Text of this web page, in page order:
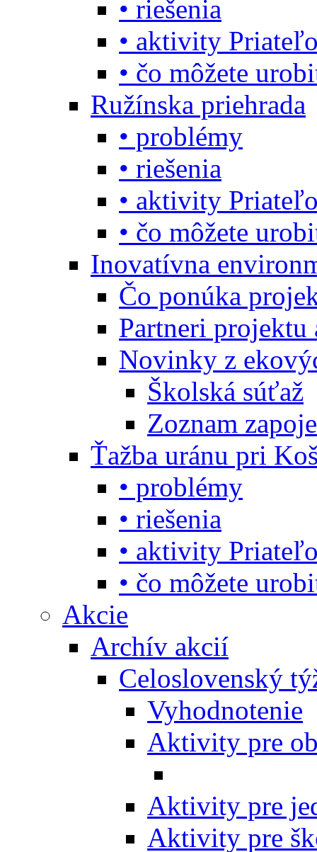
• riešenia
• aktivity
• čo môžete
Ružínska priehrada
• problémy
• riešenia
• aktivity
• čo môžete
Inovatívna
Čo ponúka
Partneri projektu
Novinky z
Školská súťaž
Zoznam
Ťažba uránu pri
• problémy
• riešenia
• aktivity
• čo môžete
Akcie
Archív akcií
Celoslovenský
Vyhodnotenie
Aktivity pre
Aktivity pre
Aktivity pre